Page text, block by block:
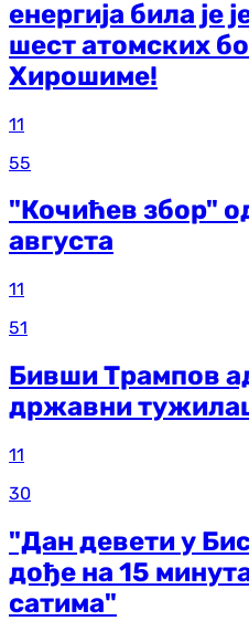
енергија била је
шест атомских
Хирошиме!
11
55
"Кочићев збор"
августа
11
51
Бивши Трампов
државни
11
30
"Дан девети у
дође на 15
сатима"